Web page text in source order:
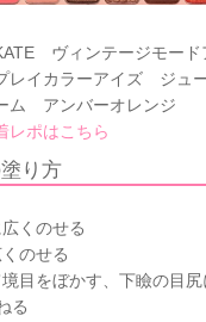
ヴィンテージモー
レイカラーアイズ ジュ
ム アンバーオレンジ
ポはこちら
り方
くのせる
のせる
境目をぼかす、下瞼の目
る